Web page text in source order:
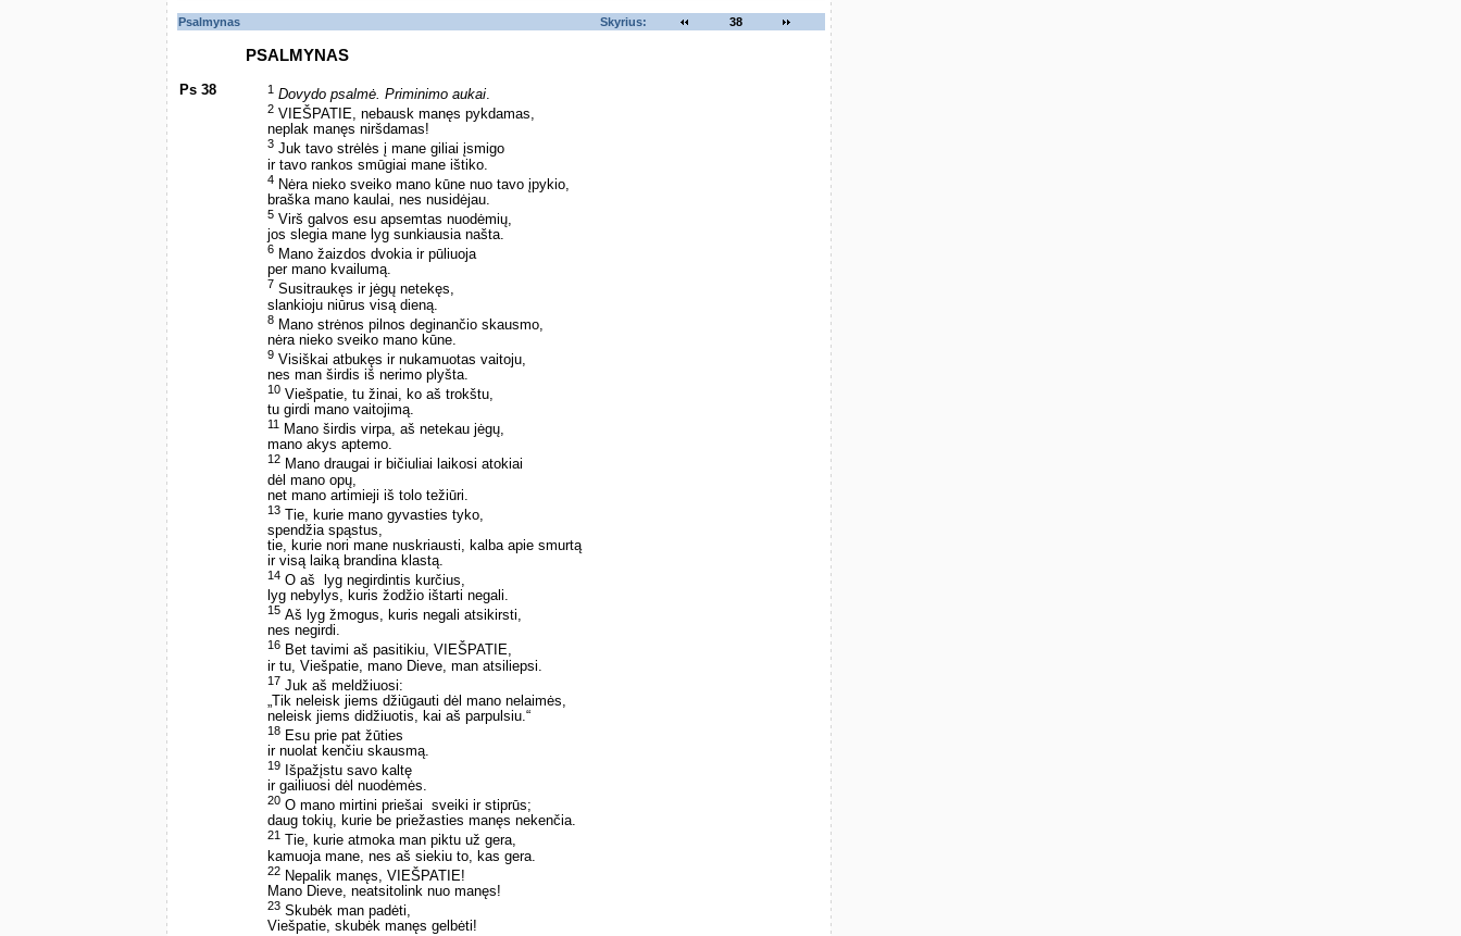
Psalmynas Skyrius: 38
PSALMYNAS
Ps 38 1 Dovydo psalmė. Priminimo aukai.
2 VIEŠPATIE, nebausk manęs pykdamas,
neplak manęs niršdamas!
3 Juk tavo strėlės į mane giliai įsmigo
ir tavo rankos smūgiai mane ištiko.
4 Nėra nieko sveiko mano kūne nuo tavo įpykio,
braška mano kaulai, nes nusidėjau.
5 Virš galvos esu apsemtas nuodėmių,
jos slegia mane lyg sunkiausia našta.
6 Mano žaizdos dvokia ir pūliuoja
per mano kvailumą.
7 Susitraukęs ir jėgų netekęs,
slankioju niūrus visą dieną.
8 Mano strėnos pilnos deginančio skausmo,
nėra nieko sveiko mano kūne.
9 Visiškai atbukęs ir nukamuotas vaitoju,
nes man širdis iš nerimo plyšta.
10 Viešpatie, tu žinai, ko aš trokštu,
tu girdi mano vaitojimą.
11
Mano širdis virpa, aš netekau jėgų,
mano akys aptemo.
12 Mano draugai ir bičiuliai laikosi atokiai
dėl mano opų,
net mano artimieji iš tolo težiūri.
13 Tie, kurie mano gyvasties tyko,
spendžia spąstus,
tie, kurie nori mane nuskriausti, kalba apie smurtą
ir visą laiką brandina klastą.
14 O aš ­ lyg negirdintis kurčius,
lyg nebylys, kuris žodžio ištarti negali.
15 Aš lyg žmogus, kuris negali atsikirsti,
nes negirdi.
16 Bet tavimi aš pasitikiu, VIEŠPATIE,
ir tu, Viešpatie, mano Dieve, man atsiliepsi.
17 Juk aš meldžiuosi:
„Tik neleisk jiems džiūgauti dėl mano nelaimės,
neleisk jiems didžiuotis, kai aš parpulsiu.“
18 Esu prie pat žūties
ir nuolat kenčiu skausmą.
19 Išpažįstu savo kaltę
ir gailiuosi dėl nuodėmės.
20 O mano mirtini priešai ­ sveiki ir stiprūs;
daug tokių, kurie be priežasties manęs nekenčia.
21
Tie, kurie atmoka man piktu už gera,
kamuoja mane, nes aš siekiu to, kas gera.
22 Nepalik manęs, VIEŠPATIE!
Mano Dieve, neatsitolink nuo manęs!
23 Skubėk man padėti,
Viešpatie, skubėk manęs gelbėti!